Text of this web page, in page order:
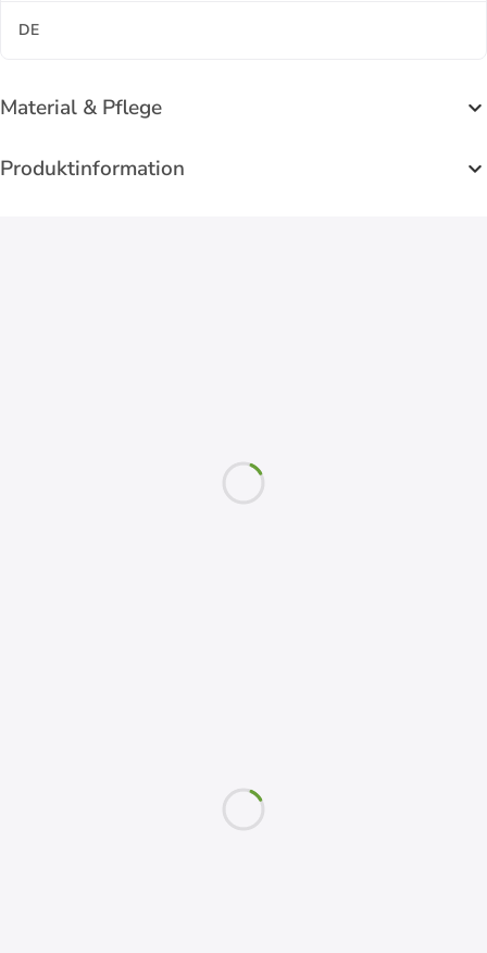
DE
Material & Pflege
Produktinformation